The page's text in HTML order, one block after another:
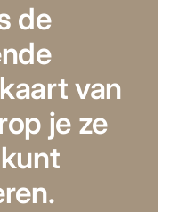
de
van
je ze